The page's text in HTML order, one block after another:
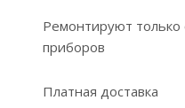
Ремонтируют
приборов
Платная доставка